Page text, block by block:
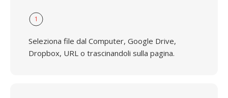
1
Seleziona file dal Computer, Google Drive,
Dropbox, URL o trascinandoli sulla pagina.